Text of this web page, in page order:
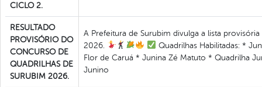
CICLO 2.
RESULTADO
PROVISÓRIO DO
CONCURSO DE
QUADRILHAS DE
SURUBIM 2026.
A Prefeitura de Surubim divulga a lista
2026.
Quadrilhas Habilitadas: *
Flor de Caruá * Junina Zé Matuto * Quadrilha
Junino